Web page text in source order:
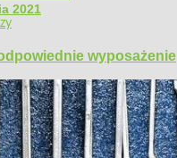
2021
wyposażenie